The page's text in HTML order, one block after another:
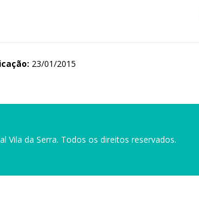
23/01/2015
Vila da Serra. Todos os direitos reservados.